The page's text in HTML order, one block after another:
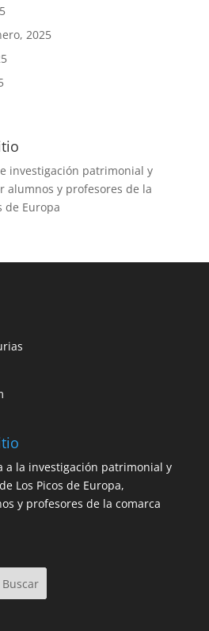
2025
investigación patrimonial y
alumnos y profesores de la
de Europa
a la investigación patrimonial y
Los Picos de Europa,
y profesores de la comarca